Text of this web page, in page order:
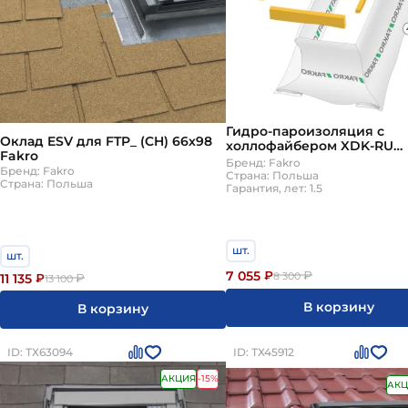
замок. Комплект гидроизоляции крепят вокруг
монтируют над окном для сбора конденсата.
оклад нужно подбирать точно под тип вашего
универсальные самодельные фартуки: они не
Оклад ESV для FTP_ (CH) 66х98
Fakro
Бренд: Fakro
Страна: Польша
шт.
11 135 ₽13 100₽
В корзину
Гидро-пароизоляция с
холлофайбером XDK-RU
66х98см Fakro
Бренд: Fakro
Страна: Польша
Гарантия, лет: 1.5
шт.
7 055 ₽8 300₽
В корзину
ID: ТХ63094
АКЦИЯ-15%
ID: ТХ45912